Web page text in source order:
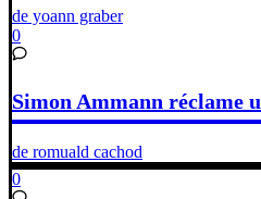
de yoann graber
0
Simon Ammann réclame
de romuald cachod
0